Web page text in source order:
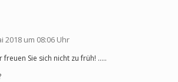
2018 um 08:06 Uhr
freuen Sie sich nicht zu früh! …..